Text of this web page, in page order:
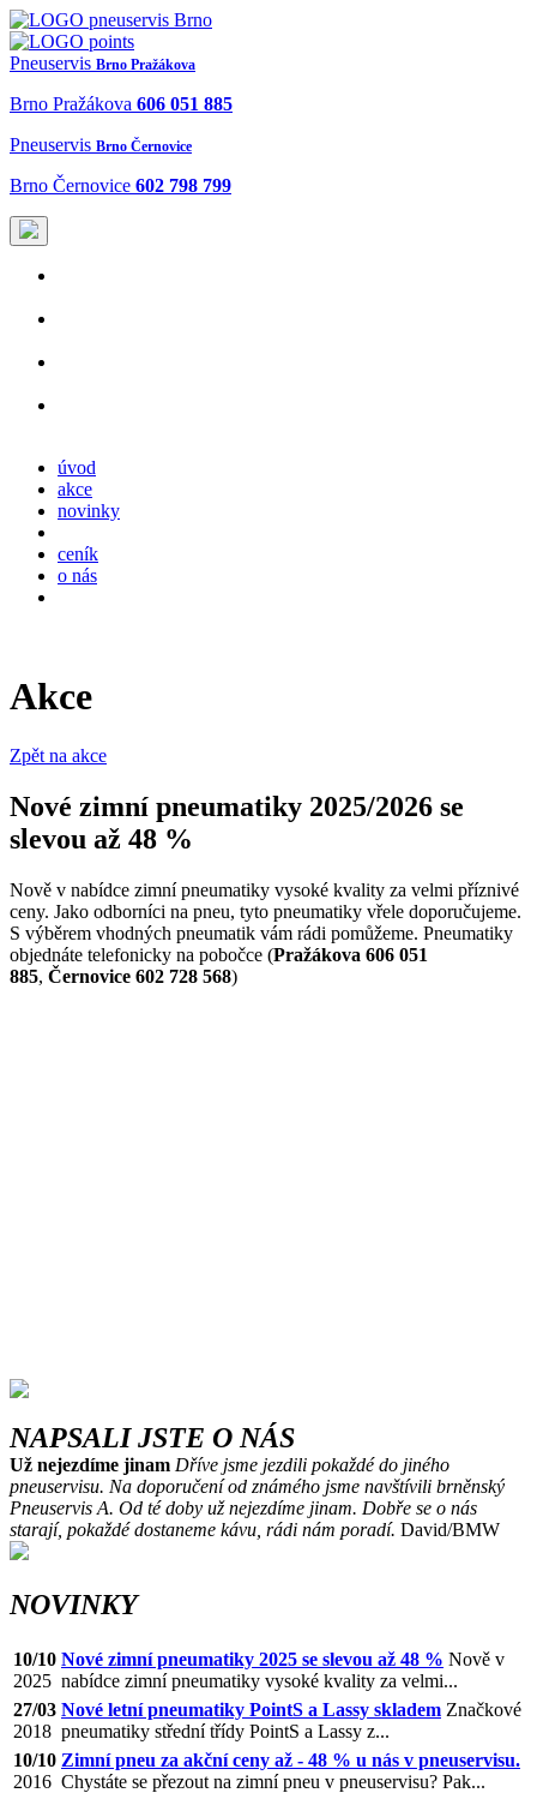
Pneuservis Brno Pražákova
Brno Pražákova 606 051 885
Pneuservis Brno Černovice
Brno Černovice 602 798 799
úvod
akce
novinky
ceník
o nás
Akce
Zpět na akce
Nové zimní pneumatiky 2025/2026 se
slevou až 48 %
Nově v nabídce zimní pneumatiky vysoké kvality za velmi příznivé
ceny. Jako odborníci na pneu, tyto pneumatiky vřele doporučujeme.
S výběrem vhodných pneumatik vám rádi pomůžeme. Pneumatiky
objednáte telefonicky na pobočce (Pražákova 606 051
885, Černovice 602 728 568)
NAPSALI JSTE O NÁS
Už nejezdíme jinam Dříve jsme jezdili pokaždé do jiného
pneuservisu. Na doporučení od známého jsme navštívili brněnský
Pneuservis A. Od té doby už nejezdíme jinam. Dobře se o nás
starají, pokaždé dostaneme kávu, rádi nám poradí. David/BMW
NOVINKY
10/10
2025
Nové zimní pneumatiky 2025 se slevou až 48 % Nově v
nabídce zimní pneumatiky vysoké kvality za velmi...
27/03
2018
Nové letní pneumatiky PointS a Lassy skladem Značkové
pneumatiky střední třídy PointS a Lassy z...
10/10
2016
Zimní pneu za akční ceny až - 48 % u nás v pneuservisu.
Chystáte se přezout na zimní pneu v pneuservisu? Pak...